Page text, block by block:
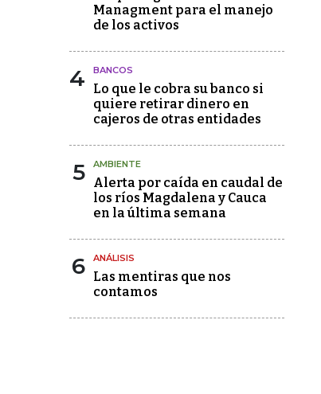
Managment para el manejo
de los activos
4 BANCOS
Lo que le cobra su banco si
quiere retirar dinero en
cajeros de otras entidades
5 AMBIENTE
Alerta por caída en caudal de
los ríos Magdalena y Cauca
en la última semana
6 ANÁLISIS
Las mentiras que nos
contamos